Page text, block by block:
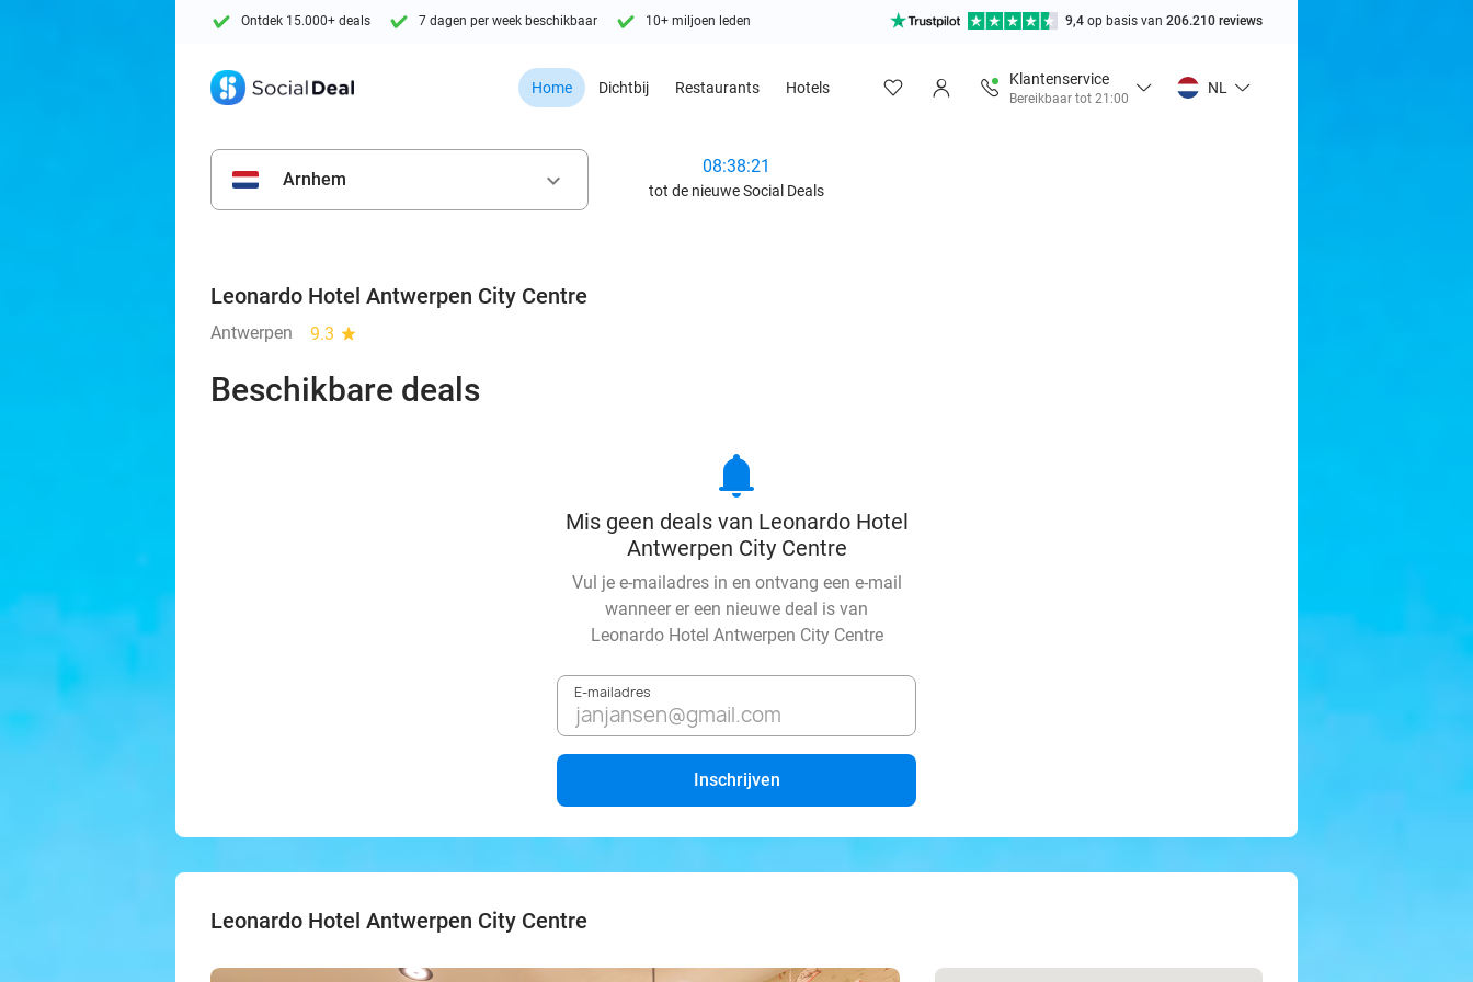
Ontdek 15.000+ deals 7 dagen per week beschikbaar 10+ miljoen leden 9,4 op basis van 206.210 reviews
Home Dichtbij Restaurants Hotels
Klantenservice
Bereikbaar tot 21:00
NL
Arnhem keyboard_arrow_down
08:38:20
tot de nieuwe Social Deals
Leonardo Hotel Antwerpen City Centre
Antwerpen 9.3 star
Beschikbare deals
notifications
Mis geen deals van Leonardo Hotel
Antwerpen City Centre
Vul je e-mailadres in en ontvang een e-mail
wanneer er een nieuwe deal is van
Leonardo Hotel Antwerpen City Centre
E-mailadres
Inschrijven
Leonardo Hotel Antwerpen City Centre